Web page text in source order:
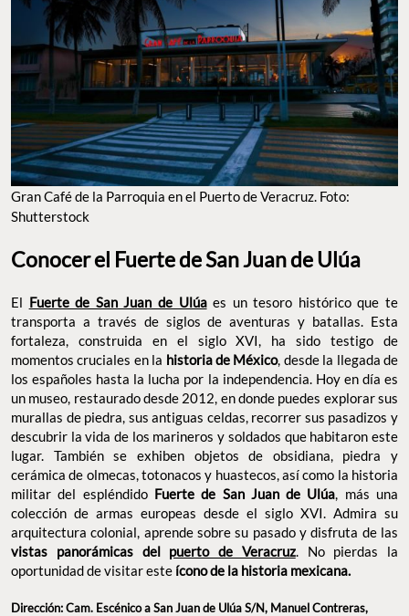
Gran Café de la Parroquia en el Puerto de Veracruz. Foto:
Shutterstock
Conocer el Fuerte de San Juan de Ulúa
El Fuerte de San Juan de Ulúaes un tesoro histórico que te
transporta a través de siglos de aventuras y batallas. Esta
fortaleza, construida en el siglo XVI, ha sido testigo de
momentos cruciales en la historia de México, desde la llegada de
los españoles hasta la lucha por la independencia. Hoy en día es
un museo, restaurado desde 2012, en donde puedes explorar sus
murallas de piedra, sus antiguas celdas, recorrer sus pasadizos y
descubrir la vida de los marineros y soldados que habitaron este
lugar. También se exhiben objetos de obsidiana, piedra y
cerámica de olmecas, totonacos y huastecos, así como la historia
militar del espléndido Fuerte de San Juan de Ulúa , más una
colección de armas europeas desde el siglo XVI. Admira su
arquitectura colonial, aprende sobre su pasado y disfruta de las
vistas panorámicas del puerto de Veracruz. No pierdas la
oportunidad de visitar este ícono de la historia mexicana.
Dirección: Cam. Escénico a San Juan de Ulúa S/N, Manuel Contreras,